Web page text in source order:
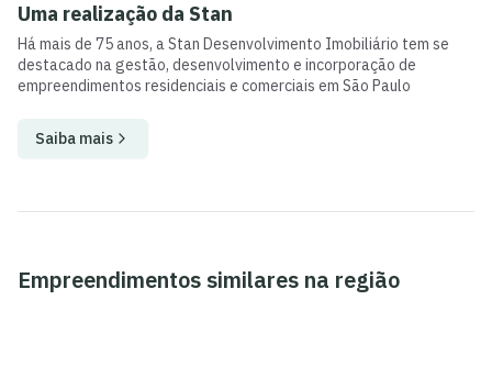
Uma realização da Stan
Há mais de 75 anos, a Stan Desenvolvimento Imobiliário tem se
destacado na gestão, desenvolvimento e incorporação de
empreendimentos residenciais e comerciais em São Paulo
Saiba mais
Empreendimentos similares na região